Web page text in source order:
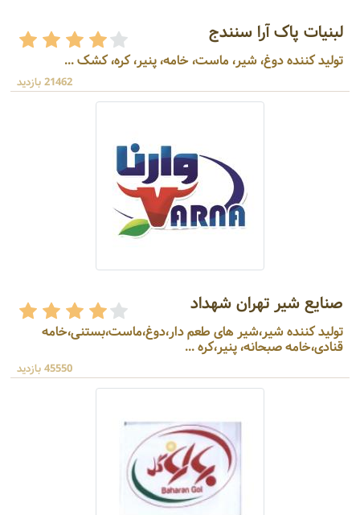
لبنیات پاک آرا سنندج
تولید کننده دوغ، شیر، ماست، خامه، پنیر، کره، کشک ...
21462 بازدید
صنایع شیر تهران شهداد
تولید کننده شیر،شیر های طعم دار،دوغ،ماست،بستنی،خامه
قنادی،خامه صبحانه، پنیر،کره ...
45550 بازدید